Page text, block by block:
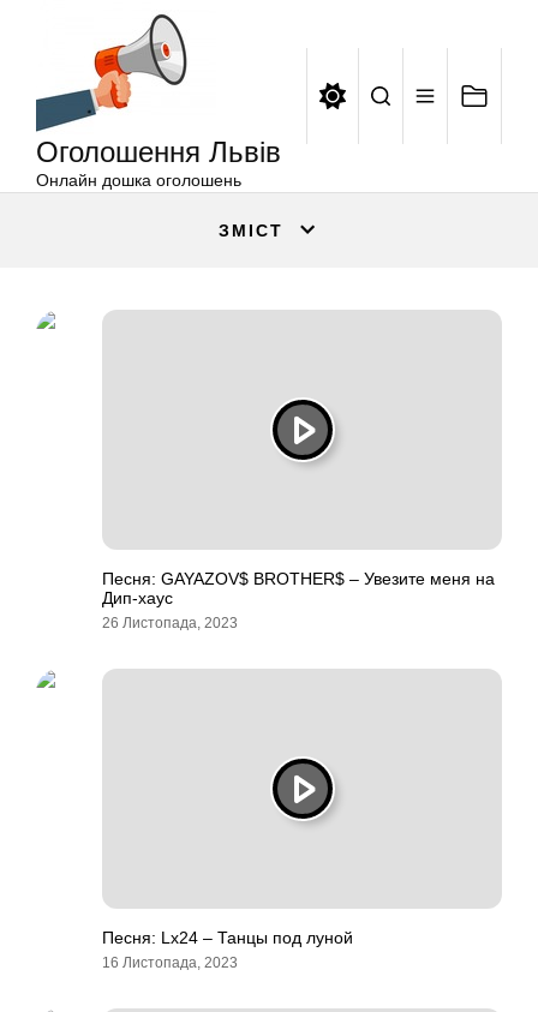
Оголошення Львів
Онлайн дошка оголошень
ЗМІСТ
Песня: GAYAZOV$ BROTHER$ – Увезите меня на
Дип-хаус
26 Листопада, 2023
Песня: Lx24 – Танцы под луной
16 Листопада, 2023